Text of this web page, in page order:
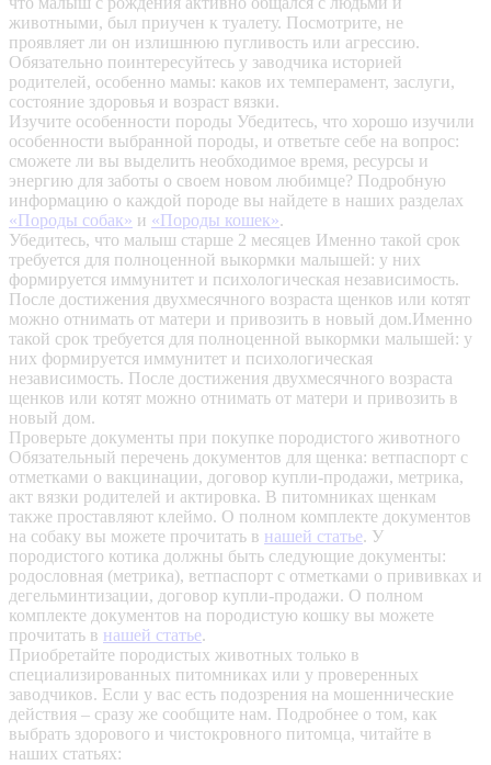
животными, был приучен к туалету. Посмотрите, не
проявляет ли он излишнюю пугливость или агрессию.
Обязательно поинтересуйтесь у заводчика историей
родителей, особенно мамы: каков их темперамент, заслуги,
состояние здоровья и возраст вязки.
Изучите особенности породы Убедитесь, что хорошо изучили
особенности выбранной породы, и ответьте себе на вопрос:
сможете ли вы выделить необходимое время, ресурсы и
энергию для заботы о своем новом любимце? Подробную
информацию о каждой породе вы найдете в наших разделах
«Породы собак» и «Породы кошек».
Убедитесь, что малыш старше 2 месяцев Именно такой срок
требуется для полноценной выкормки малышей: у них
формируется иммунитет и психологическая независимость.
После достижения двухмесячного возраста щенков или котят
можно отнимать от матери и привозить в новый дом.Именно
такой срок требуется для полноценной выкормки малышей: у
них формируется иммунитет и психологическая
независимость. После достижения двухмесячного возраста
щенков или котят можно отнимать от матери и привозить в
новый дом.
Проверьте документы при покупке породистого животного
Обязательный перечень документов для щенка: ветпаспорт с
отметками о вакцинации, договор купли-продажи, метрика,
акт вязки родителей и актировка. В питомниках щенкам
также проставляют клеймо. О полном комплекте документов
на собаку вы можете прочитать в нашей статье. У
породистого котика должны быть следующие документы:
родословная (метрика), ветпаспорт с отметками о прививках и
дегельминтизации, договор купли-продажи. О полном
комплекте документов на породистую кошку вы можете
прочитать в нашей статье.
Приобретайте породистых животных только в
специализированных питомниках или у проверенных
заводчиков. Если у вас есть подозрения на мошеннические
действия – сразу же сообщите нам. Подробнее о том, как
выбрать здорового и чистокровного питомца, читайте в
наших статьях: